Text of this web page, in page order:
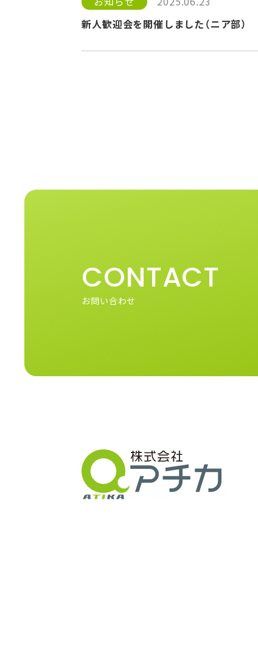
新人歓迎会を開催しました（ニア部）
CONTACT
お問い合わせ